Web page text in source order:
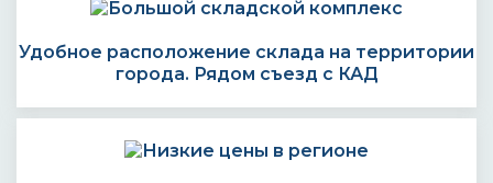
Удобное расположение склада на территории
города. Рядом съезд с КАД